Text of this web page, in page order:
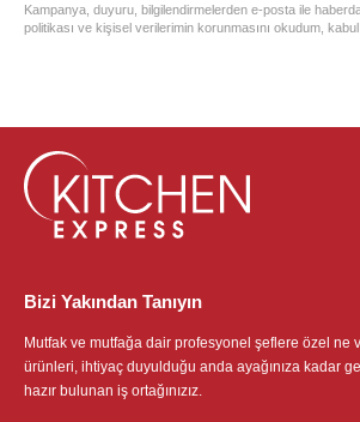
Kampanya, duyuru, bilgilendirmelerden e-posta ile
politikası ve kişisel verilerimin korunmasını okudum,
Bizi Yakından Tanıyın
Mutfak ve mutfağa dair profesyonel şeflere özel ne
ürünleri, ihtiyaç duyulduğu anda ayağınıza kadar
hazır bulunan iş ortağınızız.